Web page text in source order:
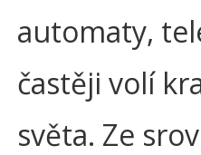
automaty,
častěji volí
světa. Ze